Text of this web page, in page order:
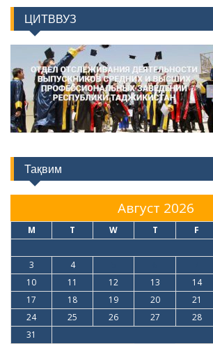
ЦИТВВУЗ
Тақвим
Август 2026
M T W T F
3
4
10
11 12 13 14
17
18 19 20 21
24
25 26 27 28
31